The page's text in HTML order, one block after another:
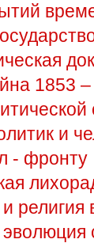
1853 –
и
- фронту
религия